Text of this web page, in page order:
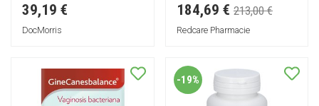
39,19 €
DocMorris
184,69 € 213,00 €
Redcare Pharmacie
-19%